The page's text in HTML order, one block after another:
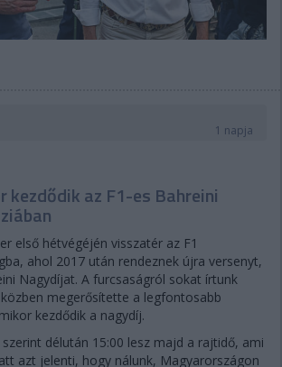
1 napja
kezdődik az F1-es Bahreini
első hétvégéjén visszatér az F1
ahol 2017 után rendeznek újra versenyt,
Nagydíjat. A furcsaságról sokat írtunk
megerősítette a legfontosabb
kezdődik a nagydíj.
délután 15:00 lesz majd a rajtidő, ami
azt jelenti, hogy nálunk, Magyarországon